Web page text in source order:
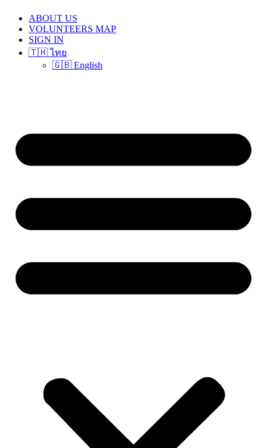
ABOUT US
VOLUNTEERS MAP
SIGN IN
🇹🇭 ไทย
🇬🇧 English